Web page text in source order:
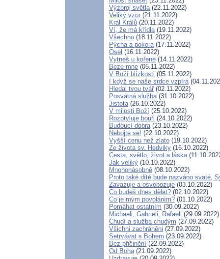
Výzbroj světla(22.11.2022)
Veliký vzor (21.11.2022)
Král Králů (20.11.2022)
Ví, že má křídla(19.11.2022)
Všechno (18.11.2022)
Pýcha a pokora(17.11.2022)
Osel (16.11.2022)
Vytneš u kořene (14.11.2022)
Beze mne (05.11.2022)
V Boží blízkosti (05.11.2022)
I když se naše srdce vzpírá
Hledal tvou tvář(02.11.2022)
Posvátná služba(31.10.2022)
Jistota(26.10.2022)
V milosti Boží (25.10.2022)
Rozptyluje bouři (24.10.2022)
Budoucí dobra(23.10.2022)
Nebojte se! (22.10.2022)
Vyšší cenu než zlato (19.10.2022)
Ze života sv. Hedviky (16.10.2022)
Cesta, světlo, život a láska
Jak veliký (10.10.2022)
Mnohonásobně (08.10.2022)
Proto také dítě bude nazváno svaté,
Zavazuje a osvobozuje (03.10.2022)
Co budeš dnes dělat? (02.10.2022)
Co je mým povoláním? (01.10.2022)
Pomáhat ostatním (30.09.2022)
Michaeli, Gabrieli, Rafaeli (29.09.2022)
Chudí a služba chudým (27.09.2022)
Všichni zachráněni (27.09.2022)
Setrvávat s Bohem (23.09.2022)
Bez přičinění (22.09.2022)
Od Boha(21.09.2022)